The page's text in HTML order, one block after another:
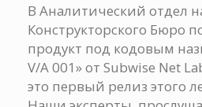
В Аналитический отдел
Конструкторского Бюро
продукт под кодовым
V/A 001» от Subwise Net
это первый релиз этого